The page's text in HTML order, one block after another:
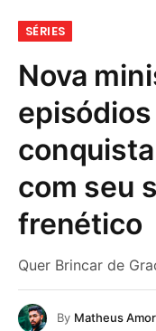
SÉRIES
Nova
com seu
frenético
Quer Brincar de
By Matheus